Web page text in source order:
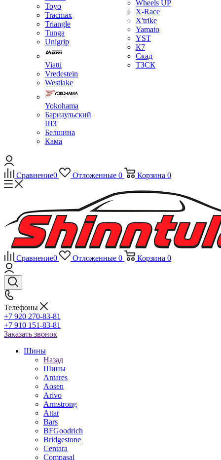
Toyo
Tracmax
Triangle
Tunga
Unigrip
Viatti
Vredestein
Westlake
Yokohama
Барнаульский
ШЗ
Белшина
Кама
Wheels UP
X-Race
X'trike
Yamato
YST
К7
Скад
ТЗСК
Сравнение0 Отложенные 0 Корзина 0
Сравнение0 Отложенные 0 Корзина 0
Телефоны
+7 920 270-83-81
+7 910 151-83-81
Заказать звонок
Шины
Назад
Шины
Antares
Aosen
Arivo
Armstrong
Attar
Bars
BFGoodrich
Bridgestone
Centara
Compasal